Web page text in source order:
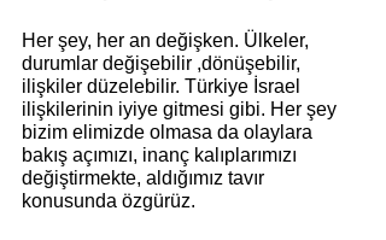
Her şey, her an değişken. Ülkeler,
durumlar değişebilir ,dönüşebilir,
ilişkiler düzelebilir. Türkiye İsrael
ilişkilerinin iyiye gitmesi gibi. Her şey
bizim elimizde olmasa da olaylara
bakış açımızı, inanç kalıplarımızı
değiştirmekte, aldığımız tavır
konusunda özgürüz.